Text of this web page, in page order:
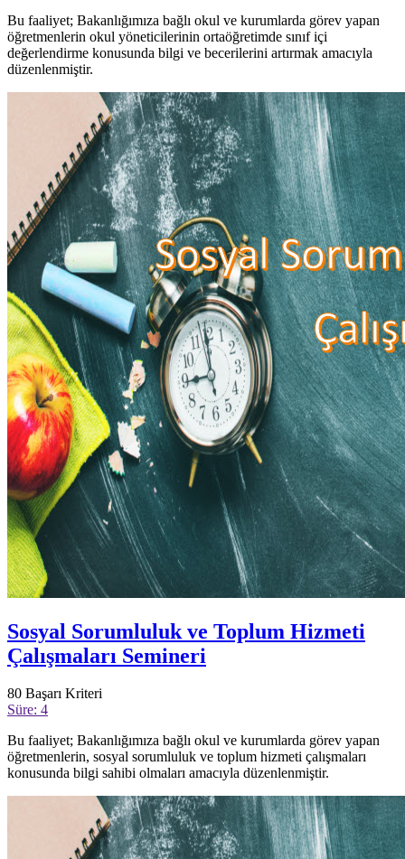
Bu faaliyet; Bakanlığımıza bağlı okul ve kurumlarda görev yapan
öğretmenlerin okul yöneticilerinin ortaöğretimde sınıf içi
değerlendirme konusunda bilgi ve becerilerini artırmak amacıyla
düzenlenmiştir.
Sosyal Sorumluluk ve Toplum Hizmeti
Çalışmaları Semineri
80 Başarı Kriteri
Süre: 4
Bu faaliyet; Bakanlığımıza bağlı okul ve kurumlarda görev yapan
öğretmenlerin, sosyal sorumluluk ve toplum hizmeti çalışmaları
konusunda bilgi sahibi olmaları amacıyla düzenlenmiştir.